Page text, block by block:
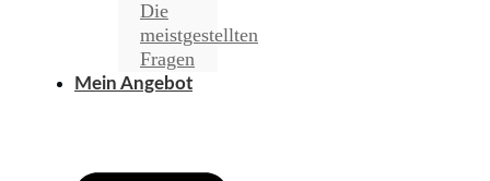
Die
meistgestellten
Fragen
Mein Angebot